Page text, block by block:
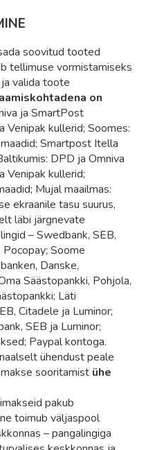
soovitud tooted
tellimuse vormistamiseks
valida toote
on
ja SmartPost
Venipak kullerid; Soomes:
Smartpost Itella
DPD ja Omniva
Venipak kullerid;
Mujal maailmas:
ekraanile tasu suurus,
läbi järgnevate
– Swedbank, SEB,
Pocopay; Soome
Danske,
Säästopankki, Pohjola,
Läti
Citadele ja Luminor;
SEB ja Luminor;
Paypal kontoga.
ühendust peale
sooritamist ühe
pakub
toimub väljaspool
– pangalingiga